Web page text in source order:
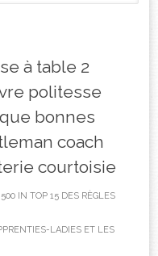
à table 2
politesse
bonnes
coach
courtoisie
IN TOP 15 DES RÈGLES
LADIES ET LES